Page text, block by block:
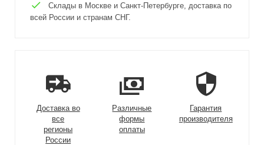
Склады в Москве и Санкт-Петербурге, доставка по
всей России и странам СНГ.
Доставка во
все
регионы
России
Различные
формы
оплаты
Гарантия
производителя